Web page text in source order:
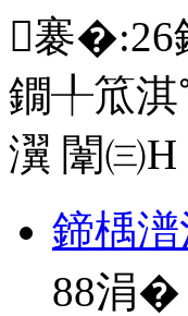
褰�:26
鐗╀笟
瀷 闈㈢Н
鍗楀
88涓�